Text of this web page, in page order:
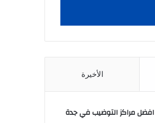
الأخيرة
افضل مراكز التوضيب في جدة